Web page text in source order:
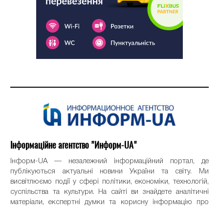
Інформаційне агентство "Информ-UA"
Інформ-UA — незалежний інформаційний портал, де
публікуються актуальні новини України та світу. Ми
висвітлюємо події у сфері політики, економіки, технологій,
суспільства та культури. На сайті ви знайдете аналітичні
матеріали, експертні думки та корисну інформацію про